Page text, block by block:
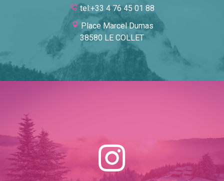
tel:+33 4 76 45 01 88
Place Marcel Dumas
38580 LE COLLET